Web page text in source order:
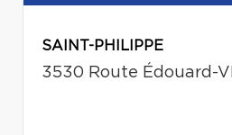
SAINT-PHILIPPE
3530 Route Édouard-VII